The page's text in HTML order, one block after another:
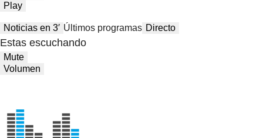
Play
Noticias en 3′ Últimos programas Directo
Estas escuchando
Mute
Volumen